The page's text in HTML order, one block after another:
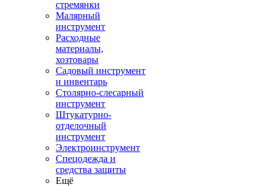
стремянки
Малярный
инструмент
Расходные
материалы,
хозтовары
Садовый инструмент
и инвентарь
Столярно-слесарный
инструмент
Штукатурно-
отделочный
инструмент
Электроинструмент
Спецодежда и
средства защиты
Ещё